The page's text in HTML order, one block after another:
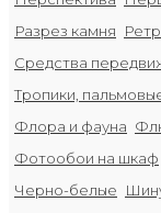
Разрез камня
Средства
Тропики,
Флора и фауна
Фотообои на шкаф
Черно-белые